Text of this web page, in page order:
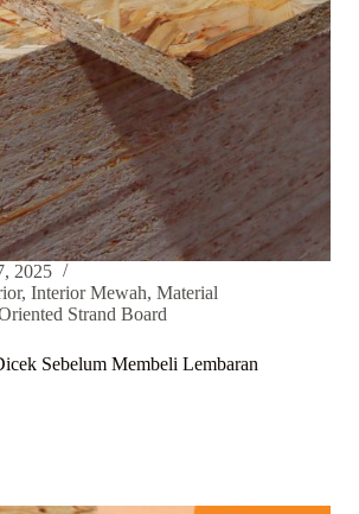
2025
, Interior Mewah, Material
Strand Board
Sebelum Membeli Lembaran